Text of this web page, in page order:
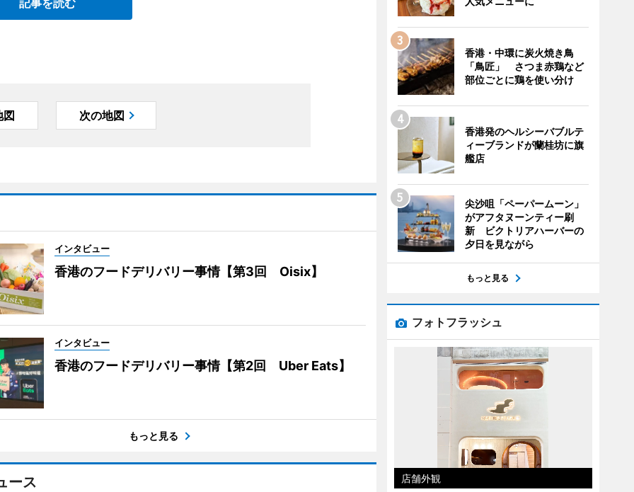
記事を読む
図 次の地図
インタビュー
香港のフードデリバリー事情【第3回 Oisix】
インタビュー
香港のフードデリバリー事情【第2回 Uber Eats】
もっと見る
ース
香港・中環に炭火焼き鳥
「鳥匠」 さつま赤鶏など
部位ごとに鶏を使い分け
香港発のヘルシーバブルテ
ィーブランドが蘭桂坊に旗
艦店
尖沙咀「ペーパームーン」
がアフタヌーンティー刷
新 ビクトリアハーバーの
夕日を見ながら
もっと見る
フォトフラッシュ
店舗外観